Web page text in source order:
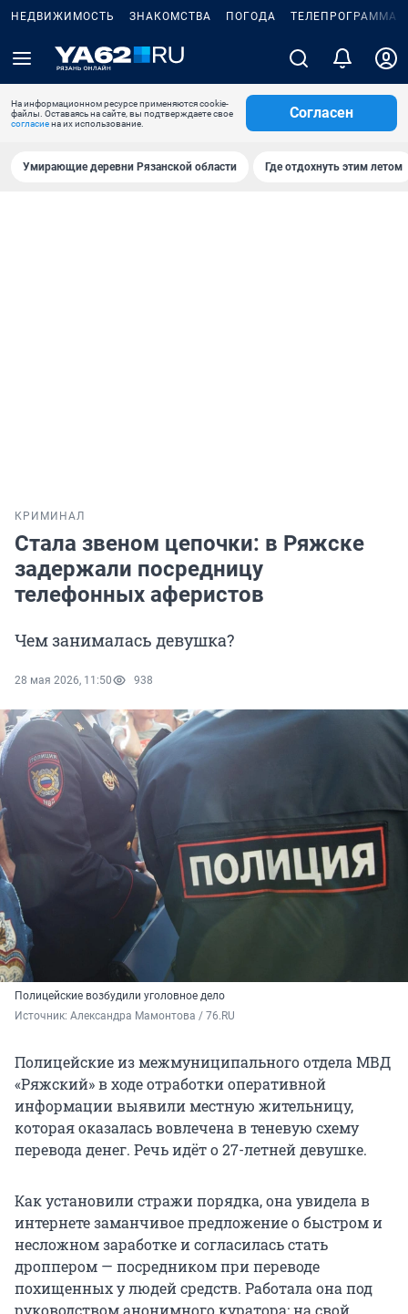
НЕДВИЖИМОСТЬ ЗНАКОМСТВА ПОГОДА ТЕЛЕПРОГРАММА
На информационном ресурсе применяются cookie-
файлы. Оставаясь на сайте, вы подтверждаете свое
согласиена их использование.
Согласен
Умирающие деревни Рязанской области Где отдохнуть этим летом
КРИМИНАЛ
Стала звеном цепочки: в Ряжске
задержали посредницу
телефонных аферистов
Чем занималась девушка?
28 мая 2026, 11:50 938
Полицейские возбудили уголовное дело
Источник: Александра Мамонтова / 76.RU
Полицейские из межмуниципального отдела МВД
«Ряжский» в ходе отработки оперативной
информации выявили местную жительницу,
которая оказалась вовлечена в теневую схему
перевода денег. Речь идёт о 27-летней девушке.
Как установили стражи порядка, она увидела в
интернете заманчивое предложение о быстром и
несложном заработке и согласилась стать
дроппером — посредником при переводе
похищенных у людей средств. Работала она под
руководством анонимного куратора: на свой